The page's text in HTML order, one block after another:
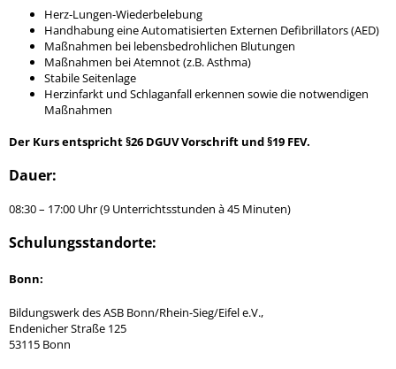
Herz-Lungen-Wiederbelebung
Handhabung eine Automatisierten Externen Defibrillators (AED)
Maßnahmen bei lebensbedrohlichen Blutungen
Maßnahmen bei Atemnot (z.B. Asthma)
Stabile Seitenlage
Herzinfarkt und Schlaganfall erkennen sowie die notwendigen
Maßnahmen
Der Kurs entspricht §26 DGUV Vorschrift und§19 FEV.
Dauer:
08:30 – 17:00 Uhr (9 Unterrichtsstunden à 45 Minuten)
Schulungsstandorte:
Bonn:
Bildungswerk des ASB Bonn/Rhein-Sieg/Eifel e.V.,
Endenicher Straße 125
53115 Bonn